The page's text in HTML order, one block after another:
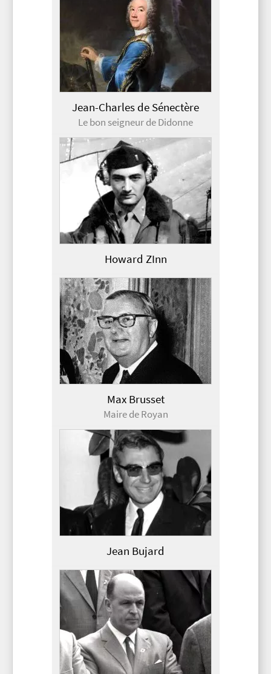
Jean-Charles de Sénectère
Le bon seigneur de Didonne
Howard ZInn
Max Brusset
Maire de Royan
Jean Bujard